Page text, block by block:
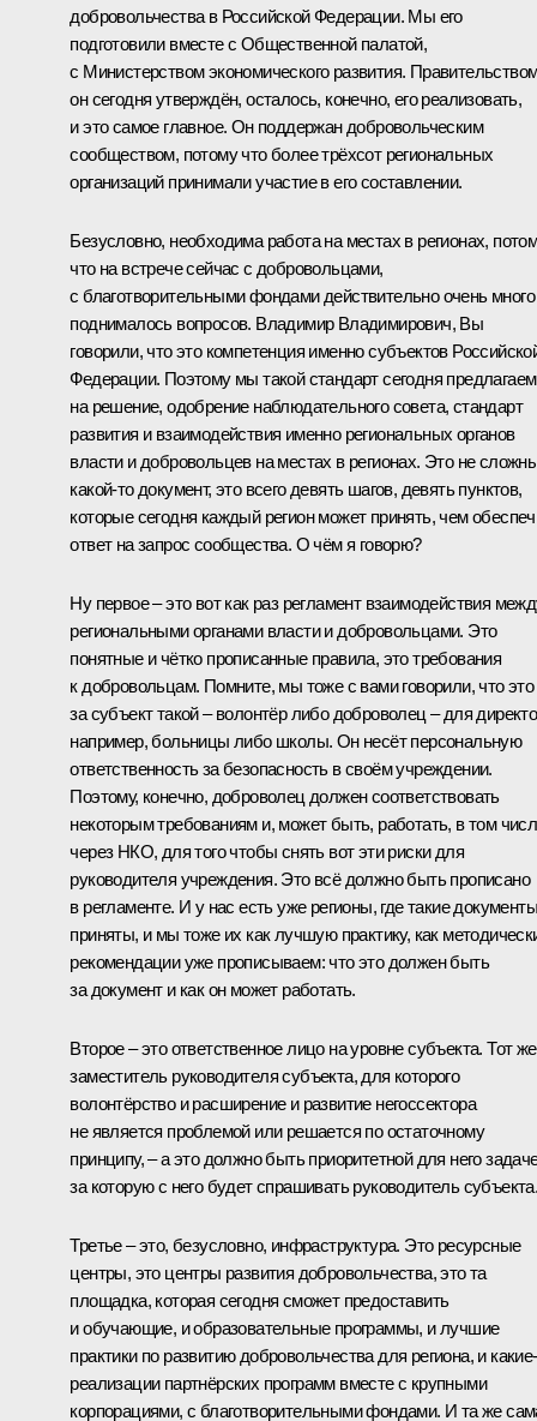
добровольчества в Российской Федерации. Мы его
подготовили вместе с Общественной палатой,
с Министерством экономического развития.
он сегодня утверждён, осталось, конечно, его реализовать,
и это самое главное. Он поддержан добровольческим
сообществом, потому что более трёхсот региональных
организаций принимали участие в его составлении.
Безусловно, необходима работа на местах в регионах,
что на встрече сейчас с добровольцами,
с благотворительными фондами действительно очень много
поднималось вопросов. Владимир Владимирович, Вы
говорили, что это компетенция именно субъектов
Федерации. Поэтому мы такой стандарт сегодня предлагаем
на решение, одобрение наблюдательного совета, стандарт
развития и взаимодействия именно региональных органов
власти и добровольцев на местах в регионах. Это не
какой‑то документ, это всего девять шагов, девять пунктов,
которые сегодня каждый регион может принять, чем
ответ на запрос сообщества. О чём я говорю?
Ну первое – это вот как раз регламент взаимодействия
региональными органами власти и добровольцами. Это
понятные и чётко прописанные правила, это требования
к добровольцам. Помните, мы тоже с вами говорили, что это
за субъект такой – волонтёр либо доброволец – для
например, больницы либо школы. Он несёт персональную
ответственность за безопасность в своём учреждении.
Поэтому, конечно, доброволец должен соответствовать
некоторым требованиям и, может быть, работать, в том
через НКО, для того чтобы снять вот эти риски для
руководителя учреждения. Это всё должно быть прописано
в регламенте. И у нас есть уже регионы, где такие документы
приняты, и мы тоже их как лучшую практику, как
рекомендации уже прописываем: что это должен быть
за документ и как он может работать.
Второе – это ответственное лицо на уровне субъекта. Тот же
заместитель руководителя субъекта, для которого
волонтёрство и расширение и развитие негоссектора
не является проблемой или решается по остаточному
принципу, – а это должно быть приоритетной для него
за которую с него будет спрашивать руководитель
Третье – это, безусловно, инфраструктура. Это ресурсные
центры, это центры развития добровольчества, это та
площадка, которая сегодня сможет предоставить
и обучающие, и образовательные программы, и лучшие
практики по развитию добровольчества для региона, и
реализации партнёрских программ вместе с крупными
корпорациями, с благотворительными фондами. И та же